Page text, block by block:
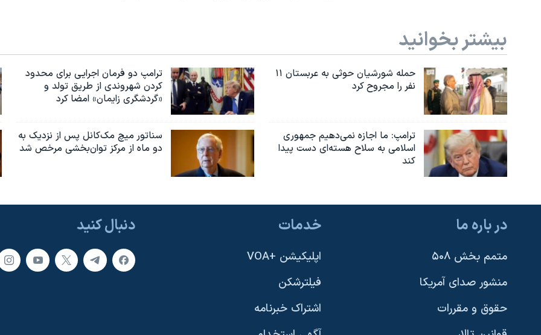
بیشتر بخوانید
حمله شورشیان حوثی به عربستان ۱۱
نفر را مجروح کرد
ترامپ دو فرمان اجرایی برای محدود
کردن شهروندی از طریق تولد و
«گردشگری زایمان» امضا کرد
ترامپ: ما اجازه نمی‌دهیم جمهوری
اسلامی به سلاح هسته‌ای دست پیدا
کند
سناتور میچ مک‌کانل پس از نزدیک به
دو ماه از مرکز توان‌بخشی مرخص شد
دنبال کنید در باره ما
متمم بخش ۵۰۸
منشور صدای آمریکا
حقوق و مقررات
خدمات
اپلیکیشن +VOA
فیلترشکن
اشتراک خبرنامه